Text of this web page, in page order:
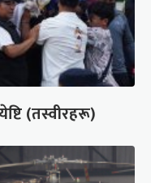
(तस्वीरहरू)